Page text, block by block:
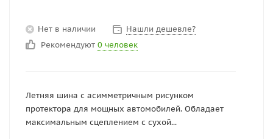
Нет в наличии
Нашли дешевле?
Рекомендуют 0 человек
Летняя шина с асимметричным рисунком
протектора для мощных автомобилей. Обладает
максимальным сцеплением с сухой...